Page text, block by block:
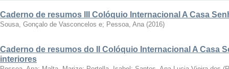
Caderno de resumos III Colóquio Internacional A Casa
Sousa, Gonçalo de Vasconcelos e; Pessoa, Ana (2016)
Caderno de resumos do II Colóquio Internacional A Casa
interiores